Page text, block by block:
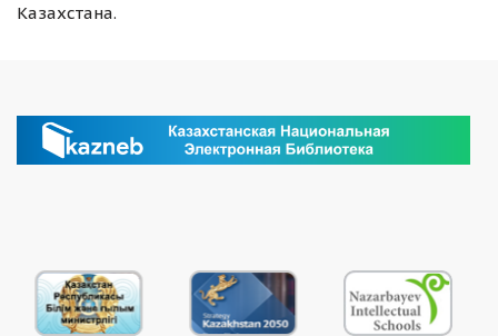
Казахстана.